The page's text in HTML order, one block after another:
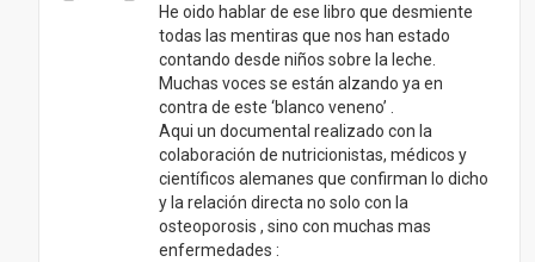
He oido hablar de ese libro que desmiente
todas las mentiras que nos han estado
contando desde niños sobre la leche.
Muchas voces se están alzando ya en
contra de este ‘blanco veneno’ .
Aqui un documental realizado con la
colaboración de nutricionistas, médicos y
científicos alemanes que confirman lo dicho
y la relación directa no solo con la
osteoporosis , sino con muchas mas
enfermedades :